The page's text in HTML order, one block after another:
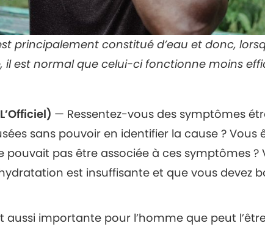
principalement constitué d’eau et donc,
il est normal que celui-ci fonctionne moins
— Ressentez-vous des symptômes
sans pouvoir en identifier la cause ? Vous
pouvait pas être associée à ces symptômes ?
est insuffisante et que vous devez
aussi importante pour l’homme que peut